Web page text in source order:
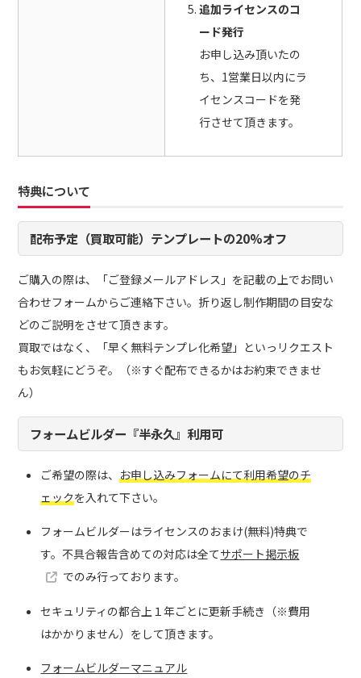
追加ライセンスのコ
ード発行
お申し込み頂いたの
ち、1営業日以内にラ
イセンスコードを発
行させて頂きます。
特典について
配布予定（買取可能）テンプレートの20%オフ
ご購入の際は、「ご登録メールアドレス」を記載の上でお問い
合わせフォームからご連絡下さい。折り返し制作期間の目安な
どのご説明をさせて頂きます。
買取ではなく、「早く無料テンプレ化希望」といっリクエスト
もお気軽にどうぞ。（※すぐ配布できるかはお約束できませ
ん）
フォームビルダー『半永久』利用可
ご希望の際は、お申し込みフォームにて利用希望のチ
ェックを入れて下さい。
フォームビルダーはライセンスのおまけ(無料)特典で
す。不具合報告含めての対応は全てサポート掲示板
でのみ行っております。
セキュリティの都合上１年ごとに更新手続き（※費用
はかかりません）をして頂きます。
フォームビルダーマニュアル